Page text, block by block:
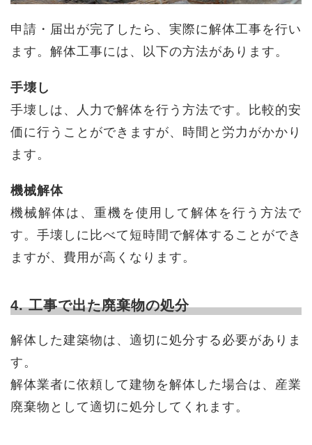
申請・届出が完了したら、実際に解体工事を行い
ます。解体工事には、以下の方法があります。
手壊し
手壊しは、人力で解体を行う方法です。比較的安
価に行うことができますが、時間と労力がかかり
ます。
機械解体
機械解体は、重機を使用して解体を行う方法で
す。手壊しに比べて短時間で解体することができ
ますが、費用が高くなります。
4. 工事で出た廃棄物の処分
解体した建築物は、適切に処分する必要がありま
す。
解体業者に依頼して建物を解体した場合は、産業
廃棄物として適切に処分してくれます。